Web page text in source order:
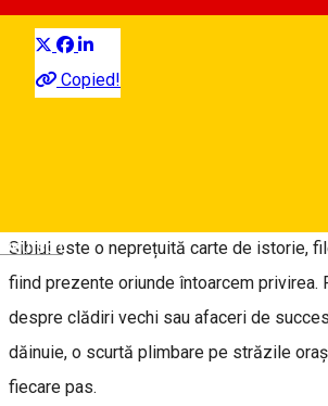
Deutsch
Copied!
Cu siguranță v-am obișnuit deja cu
Sibiu, însă dat fiind faptul că vorbim
Sibiul este o neprețuită carte de istorie,
fiind prezente oriunde întoarcem privirea.
despre clădiri vechi sau afaceri de
dăinuie, o scurtă plimbare pe străzile
fiecare pas.